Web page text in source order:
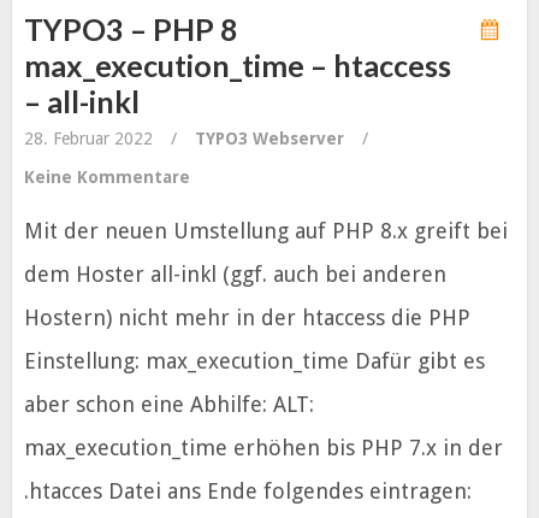
TYPO3 – PHP 8
max_execution_time – htaccess
– all-inkl
28. Februar 2022 / TYPO3 Webserver
/
Keine Kommentare
Mit der neuen Umstellung auf PHP 8.x greift bei
dem Hoster all-inkl (ggf. auch bei anderen
Hostern) nicht mehr in der htaccess die PHP
Einstellung: max_execution_time Dafür gibt es
aber schon eine Abhilfe: ALT:
max_execution_time erhöhen bis PHP 7.x in der
.htacces Datei ans Ende folgendes eintragen: